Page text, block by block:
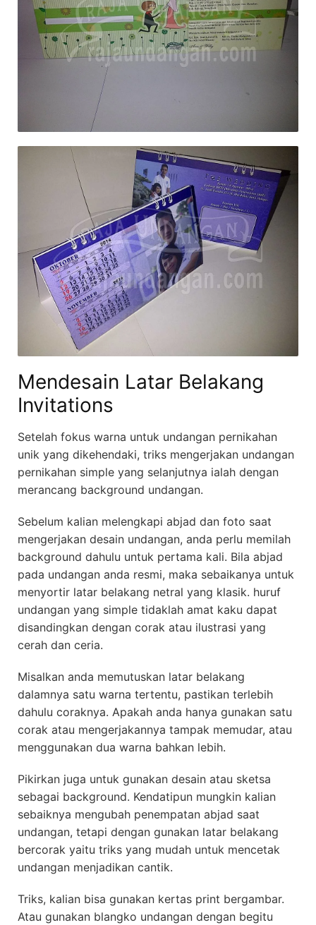
Mendesain Latar Belakang
Invitations
Setelah fokus warna untuk undangan pernikahan
unik yang dikehendaki, triks mengerjakan undangan
pernikahan simple yang selanjutnya ialah dengan
merancang background undangan.
Sebelum kalian melengkapi abjad dan foto saat
mengerjakan desain undangan, anda perlu memilah
background dahulu untuk pertama kali. Bila abjad
pada undangan anda resmi, maka sebaikanya untuk
menyortir latar belakang netral yang klasik. huruf
undangan yang simple tidaklah amat kaku dapat
disandingkan dengan corak atau ilustrasi yang
cerah dan ceria.
Misalkan anda memutuskan latar belakang
dalamnya satu warna tertentu, pastikan terlebih
dahulu coraknya. Apakah anda hanya gunakan satu
corak atau mengerjakannya tampak memudar, atau
menggunakan dua warna bahkan lebih.
Pikirkan juga untuk gunakan desain atau sketsa
sebagai background. Kendatipun mungkin kalian
sebaiknya mengubah penempatan abjad saat
undangan, tetapi dengan gunakan latar belakang
bercorak yaitu triks yang mudah untuk mencetak
undangan menjadikan cantik.
Triks, kalian bisa gunakan kertas print bergambar.
Atau gunakan blangko undangan dengan begitu